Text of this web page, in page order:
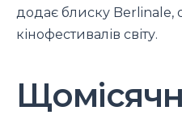
додає блиску Berlinale,
кінофестивалів світу.